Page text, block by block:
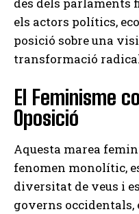
des dels parlaments
els actors polítics,
posició sobre una
transformació
El Feminisme
Oposició
Aquesta marea
fenomen monolític,
diversitat de veus i
governs occidentals,